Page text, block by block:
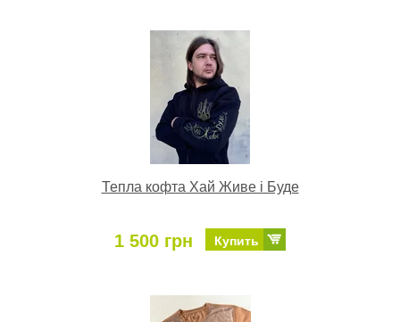
Тепла кофта Хай Живе і Буде
1 500 грн Купить